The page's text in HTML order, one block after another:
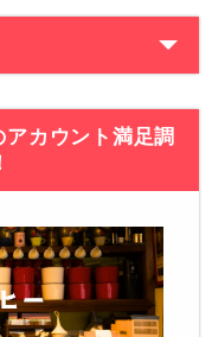
カウント満足調